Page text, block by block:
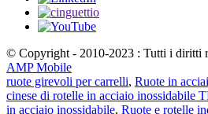
© Copyright - 2010-2023 : Tutti i diritti
AMP Mobile
ruote girevoli per carrelli, Ruote in
cinese di rotelle in acciaio inossidabile
in acciaio inossidabile, Ruote e rotelle